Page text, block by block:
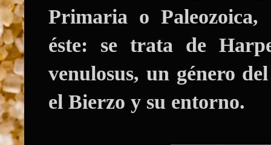
Primaria o Paleozoica,
éste: se trata de
venulosus, un género
el Bierzo y su entorno.